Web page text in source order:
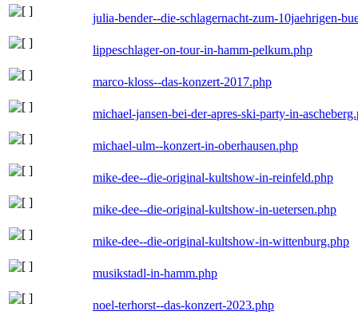
julia-bender--die-schlagernacht-zum-10jaehrigen-
lippeschlager-on-tour-in-hamm-pelkum.php
marco-kloss--das-konzert-2017.php
michael-jansen-bei-der-apres-ski-party-in-
michael-ulm--konzert-in-oberhausen.php
mike-dee--die-original-kultshow-in-reinfeld.php
mike-dee--die-original-kultshow-in-uetersen.php
mike-dee--die-original-kultshow-in-wittenburg.php
musikstadl-in-hamm.php
noel-terhorst--das-konzert-2023.php